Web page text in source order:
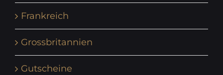
Frankreich
Grossbritannien
Gutscheine